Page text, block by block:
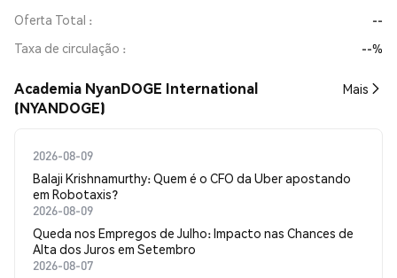
Oferta Total
--
Taxa de circulação
--%
Academia NyanDOGE International
(NYANDOGE)
Mais
2026-08-09
Balaji Krishnamurthy: Quem é o CFO da Uber apostando
em Robotaxis?
2026-08-09
Queda nos Empregos de Julho: Impacto nas Chances de
Alta dos Juros em Setembro
2026-08-07